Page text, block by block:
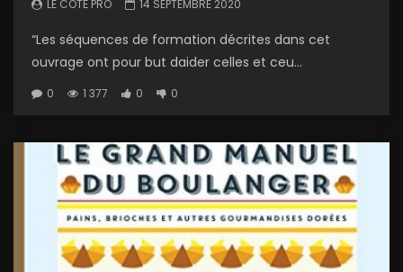
LE CÔTÉ PRO 14 SEPTEMBRE 2020
“Les séquences de formation décrites dans cet
ouvrage ont pour but daider celles et ceu...
0 1 377 0 0